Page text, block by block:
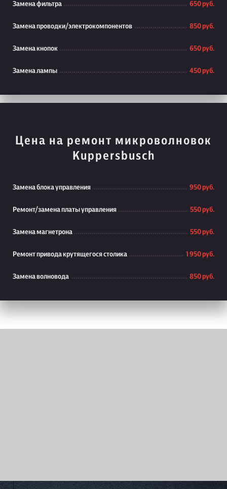
Замена фильтра 650 руб.
Замена проводки/электрокомпонентов 850 руб.
Замена кнопок 650 руб.
Замена лампы 450 руб.
Цена на ремонт микроволновок
Kuppersbusch
Замена блока управления 950 руб.
Ремонт/замена платы управления 550 руб.
Замена магнетрона 550 руб.
Ремонт привода крутящегося столика 1 950 руб.
Замена волновода 850 руб.